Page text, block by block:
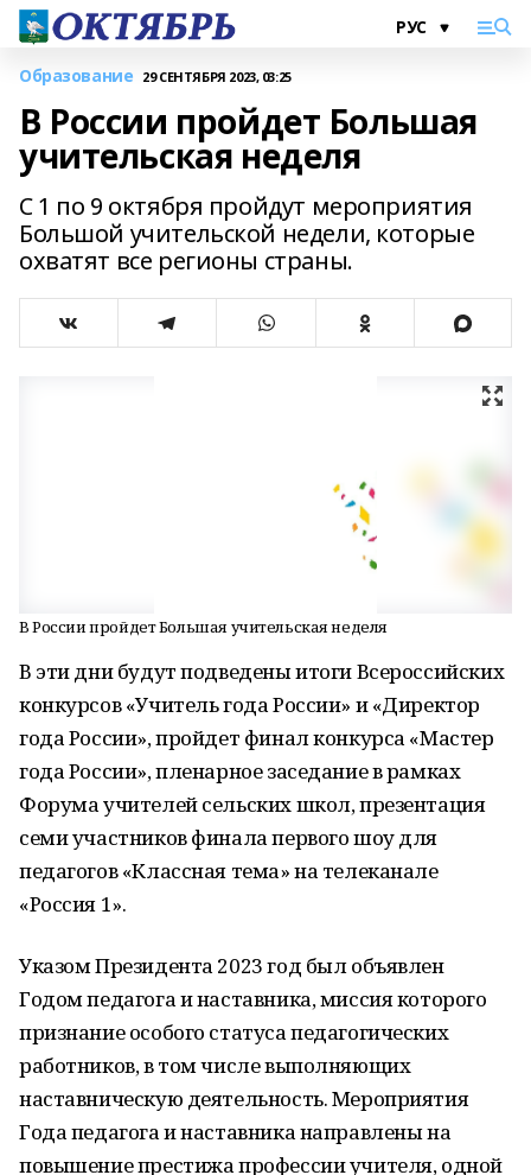
Образование 29 СЕНТЯБРЯ 2023, 03:25
В России пройдет Большая
учительская неделя
С 1 по 9 октября пройдут мероприятия
Большой учительской недели, которые
охватят все регионы страны.
В России пройдет Большая учительская неделя
В эти дни будут подведены итоги Всероссийских
конкурсов «Учитель года России» и «Директор
года России», пройдет финал конкурса «Мастер
года России», пленарное заседание в рамках
Форума учителей сельских школ, презентация
семи участников финала первого шоу для
педагогов «Классная тема» на телеканале
«Россия 1».
Указом Президента 2023 год был объявлен
Годом педагога и наставника, миссия которого
признание особого статуса педагогических
работников, в том числе выполняющих
наставническую деятельность. Мероприятия
Года педагога и наставника направлены на
повышение престижа профессии учителя, одной